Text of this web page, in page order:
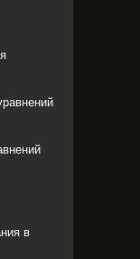
в